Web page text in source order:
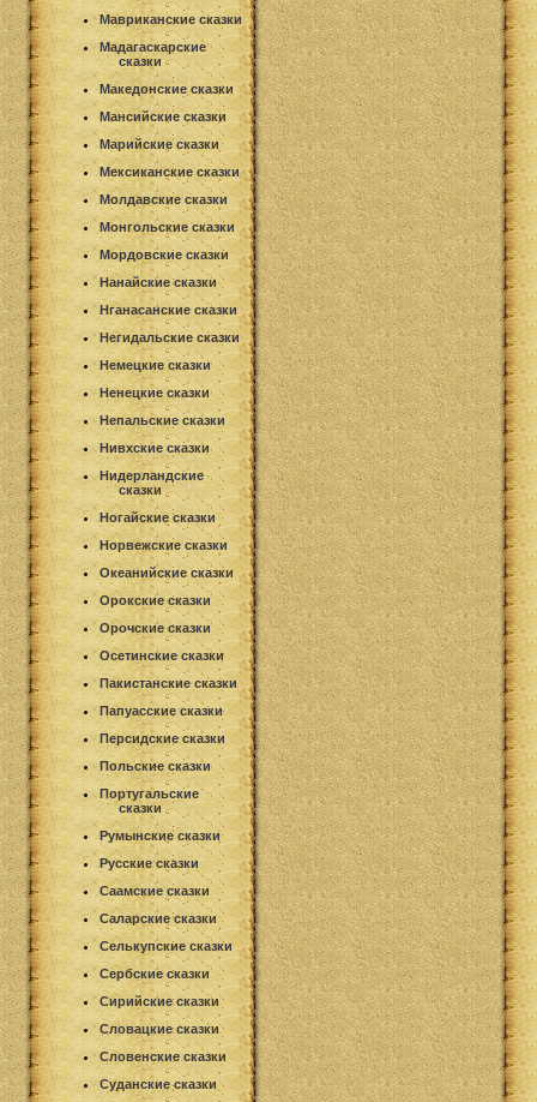
Мавриканские сказки
Мадагаскарские
сказки
Македонские сказки
Мансийские сказки
Марийские сказки
Мексиканские сказки
Молдавские сказки
Монгольские сказки
Мордовские сказки
Нанайские сказки
Нганасанские сказки
Негидальские сказки
Немецкие сказки
Ненецкие сказки
Непальские сказки
Нивхские сказки
Нидерландские
сказки
Ногайские сказки
Норвежские сказки
Океанийские сказки
Орокские сказки
Орочские сказки
Осетинские сказки
Пакистанские сказки
Папуасские сказки
Персидские сказки
Польские сказки
Португальские
сказки
Румынские сказки
Русские сказки
Саамские сказки
Саларские сказки
Селькупские сказки
Сербские сказки
Сирийские сказки
Словацкие сказки
Словенские сказки
Суданские сказки